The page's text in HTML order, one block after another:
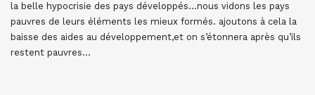
la belle hypocrisie des pays développés…nous vidons les pays
pauvres de leurs éléments les mieux formés. ajoutons à cela la
baisse des aides au développement,et on s’étonnera après qu’ils
restent pauvres…